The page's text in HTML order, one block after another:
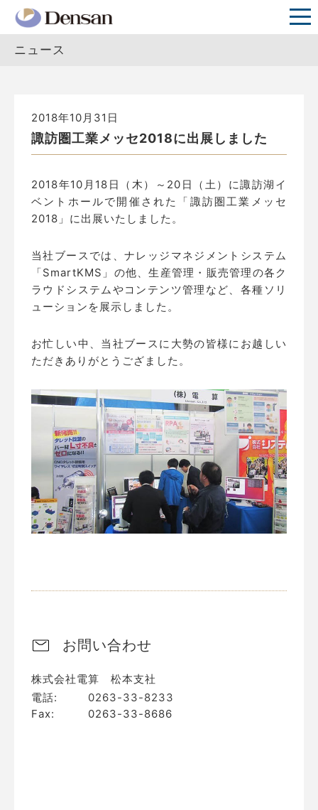
ニュース
2018年10月31日
諏訪圏工業メッセ2018に出展しました
2018年10月18日（木）～20日（土）に諏訪湖イ
ベントホールで開催された「諏訪圏工業メッセ
2018」に出展いたしました。
当社ブースでは、ナレッジマネジメントシステム
「SmartKMS」の他、生産管理・販売管理の各ク
ラウドシステムやコンテンツ管理など、各種ソリ
ューションを展示しました。
お忙しい中、当社ブースに大勢の皆様にお越しい
ただきありがとうござました。
お問い合わせ
株式会社電算 松本支社
電話:
0263-33-8233
Fax:
0263-33-8686